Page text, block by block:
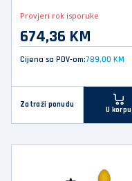
Provjeri rok isporuke
674,36 KM
Cijena sa PDV-om:789,00 KM
Zatraži ponudu
U korpu